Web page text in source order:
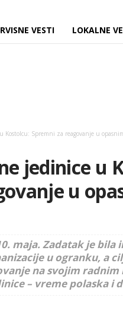
VESTI LOKALNE
Kostolcu: Spremni za reagovanje u
jedinice u
u
maja. Zadatak je bila
u ogranku, a
na svojim
– vreme polaska i